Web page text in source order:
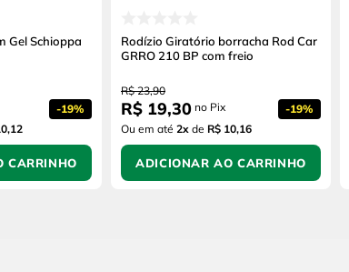
Gel Schioppa
-19%
CARRINHO
Rodízio Giratório borracha Rod Car
GRRO 210 BP com freio
R$ 23,90
R$ 19,30 no Pix -19%
Ou em até 2x de R$ 10,16
ADICIONAR AO CARRINHO